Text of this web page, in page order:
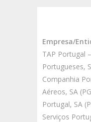
Empresa/
TAP Portugal
Portugueses,
Companhia
Aéreos, SA
Portugal, SA
Serviços